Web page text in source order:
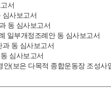
서
심사보고서
동 심사보고서
일부개정조례안 동 심사보고서
동 심사보고서
심사보고서
안(보은 다목적 종합운동장 조성사